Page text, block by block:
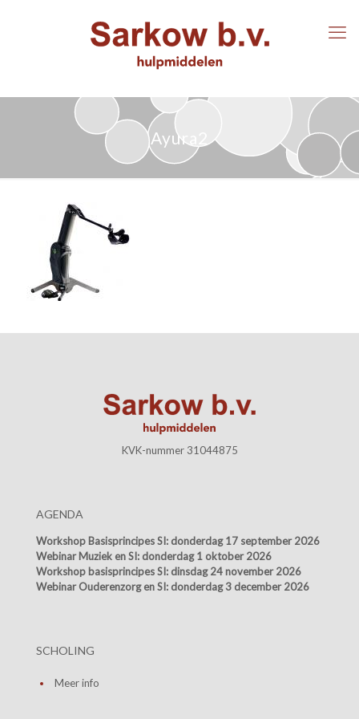
Ayura2
KVK-nummer 31044875
AGENDA
Workshop Basisprincipes SI: donderdag 17 september 2026
Webinar Muziek en SI: donderdag 1 oktober 2026
Workshop basisprincipes SI: dinsdag 24 november 2026
Webinar Ouderenzorg en SI: donderdag 3 december 2026
SCHOLING
Meer info